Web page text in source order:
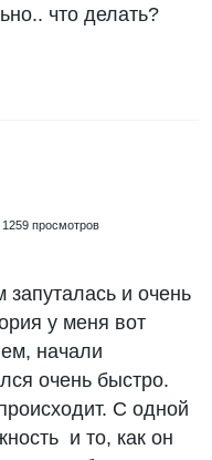
что делать?
1259 просмотров
и очень
у меня вот
начали
очень быстро.
С одной
и то, как он